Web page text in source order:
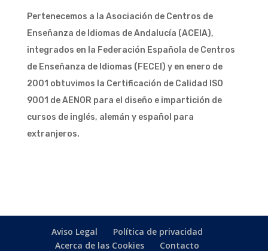
Pertenecemos a la Asociación de Centros de
Enseñanza de Idiomas de Andalucía (ACEIA),
integrados en la Federación Española de Centros
de Enseñanza de Idiomas ( FECEI ) y en enero de
2001 obtuvimos la Certificación de Calidad ISO
9001 de AENOR para el diseño e impartición de
cursos de inglés, alemán y español para
extranjeros.
Aviso Legal
Política de privacidad
Acerca de las Cookies
Contacto